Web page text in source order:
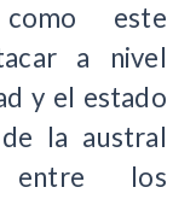
como este
a nivel
y el estado
la austral
entre los